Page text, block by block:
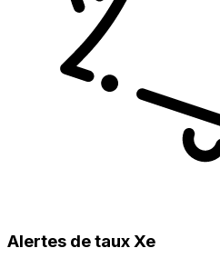
Alertes de taux Xe